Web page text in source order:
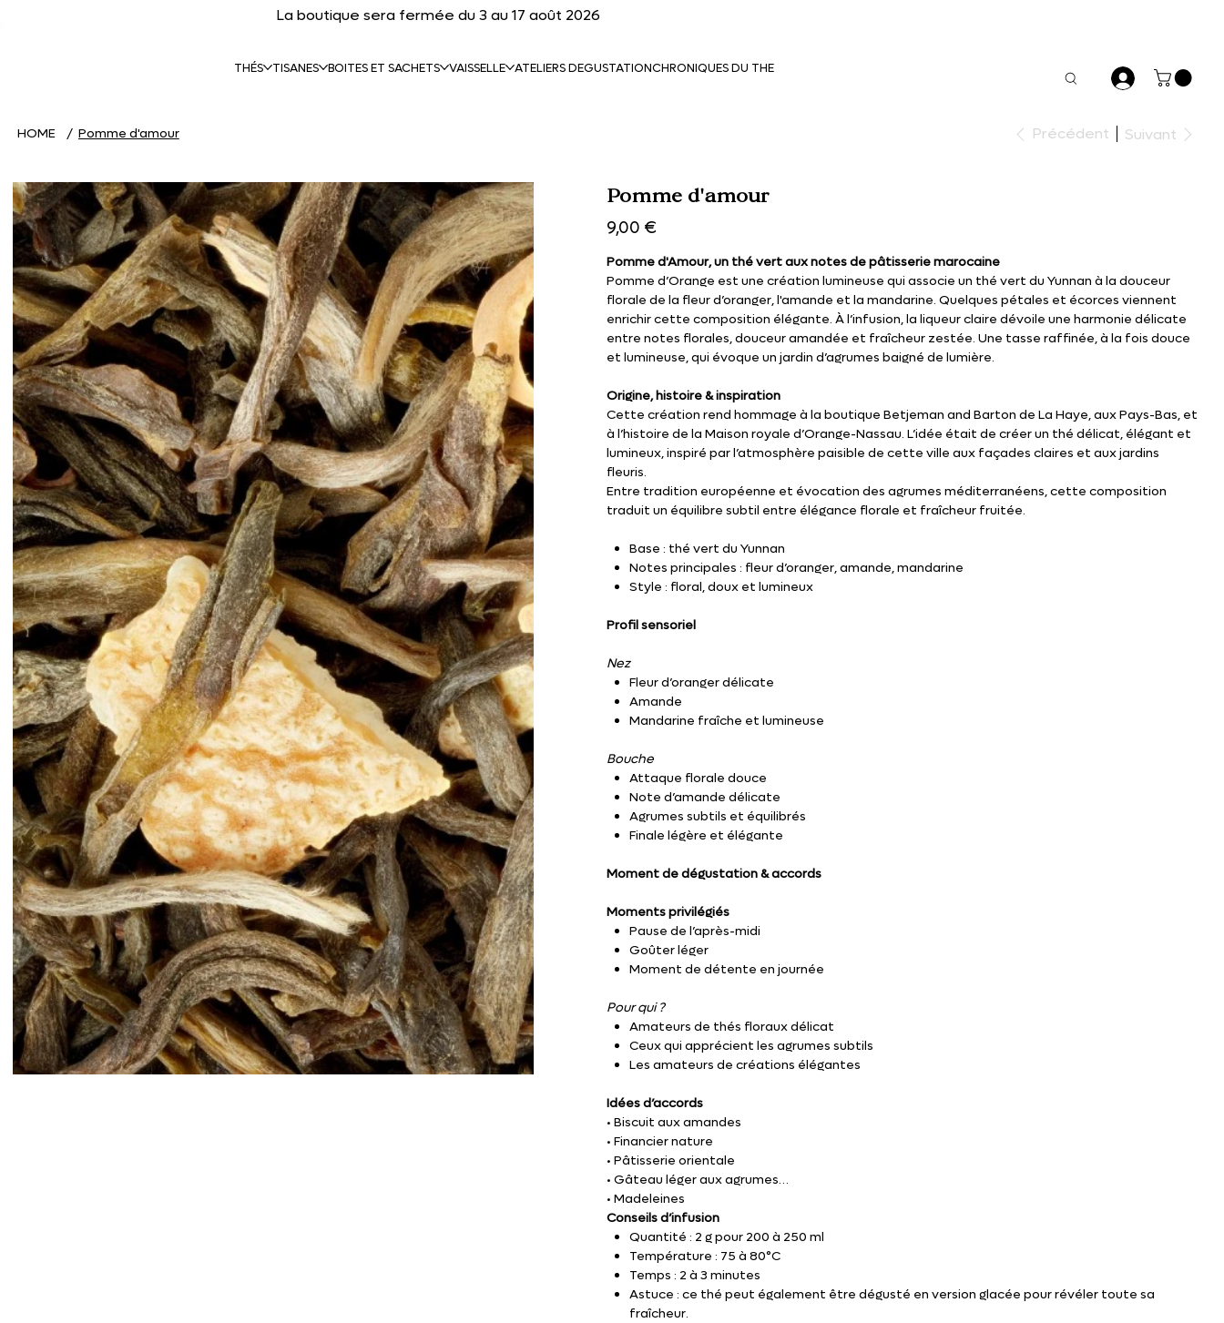
La boutique sera fermée du 3 au 17 août 2026
THÉS TISANES BOITES ET SACHETS VAISSELLE ATELIERS DEGUSTATIONCHRONIQUES DU THE
HOME / Pomme d'amour Précédent Suivant
Pomme d'amour
Prix
9,00 €
Pomme d'Amour, un thé vert aux notes de pâtisserie marocaine
Pomme d’Orange est une création lumineuse qui associe un thé vert du Yunnan à la douceur
florale de la fleur d’oranger, l'amande et la mandarine. Quelques pétales et écorces viennent
enrichir cette composition élégante. À l’infusion, la liqueur claire dévoile une harmonie délicate
entre notes florales, douceur amandée et fraîcheur zestée. Une tasse raffinée, à la fois douce
et lumineuse, qui évoque un jardin d’agrumes baigné de lumière.
Origine, histoire & inspiration
Cette création rend hommage à la boutique Betjeman and Barton de La Haye, aux Pays-Bas, et
à l’histoire de la Maison royale d’Orange-Nassau. L’idée était de créer un thé délicat, élégant et
lumineux, inspiré par l’atmosphère paisible de cette ville aux façades claires et aux jardins
fleuris.
Entre tradition européenne et évocation des agrumes méditerranéens, cette composition
traduit un équilibre subtil entre élégance florale et fraîcheur fruitée.
Base : thé vert du Yunnan
Notes principales : fleur d’oranger, amande, mandarine
Style : floral, doux et lumineux
Profil sensoriel
Nez
Fleur d’oranger délicate
Amande
Mandarine fraîche et lumineuse
Bouche
Attaque florale douce
Note d’amande délicate
Agrumes subtils et équilibrés
Finale légère et élégante
Moment de dégustation & accords
Moments privilégiés
Pause de l’après-midi
Goûter léger
Moment de détente en journée
Pour qui ?
Amateurs de thés floraux délicat
Ceux qui apprécient les agrumes subtils
Les amateurs de créations élégantes
Idées d’accords
• Biscuit aux amandes
• Financier nature
• Pâtisserie orientale
• Gâteau léger aux agrumes
• Madeleines
Conseils d’infusion
Quantité : 2 g pour 200 à 250 ml
Température : 75 à 80°C
Temps : 2 à 3 minutes
Astuce : ce thé peut également être dégusté en version glacée pour révéler toute sa
fraîcheur.